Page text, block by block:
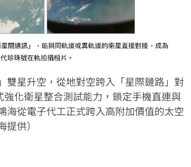
雙星升空，從地對空跨入「星際鏈路」對
強化衛星整合測試能力，鎖定手機直連與
海從電子代工正式跨入高附加價值的太空
供）